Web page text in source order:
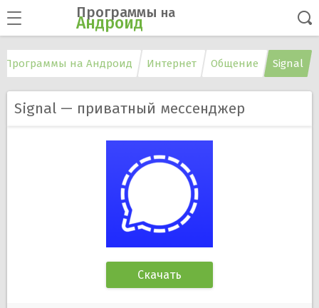
Программы на
Андроид
Программы на Андроид Интернет Общение Signal
Signal — приватный мессенджер
Скачать